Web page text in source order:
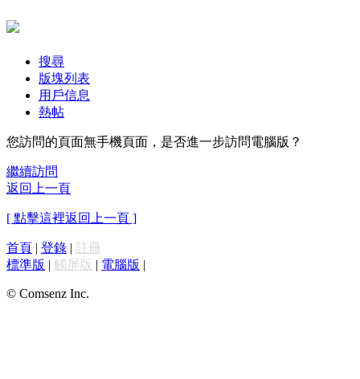
搜尋
版塊列表
用戶信息
熱帖
您訪問的頁面無手機頁面，是否進一步訪問電腦版？
繼續訪問
返回上一頁
[ 點擊這裡返回上一頁 ]
首頁 | 登錄 | 註冊
標準版 | 觸屏版 | 電腦版 |
© Comsenz Inc.